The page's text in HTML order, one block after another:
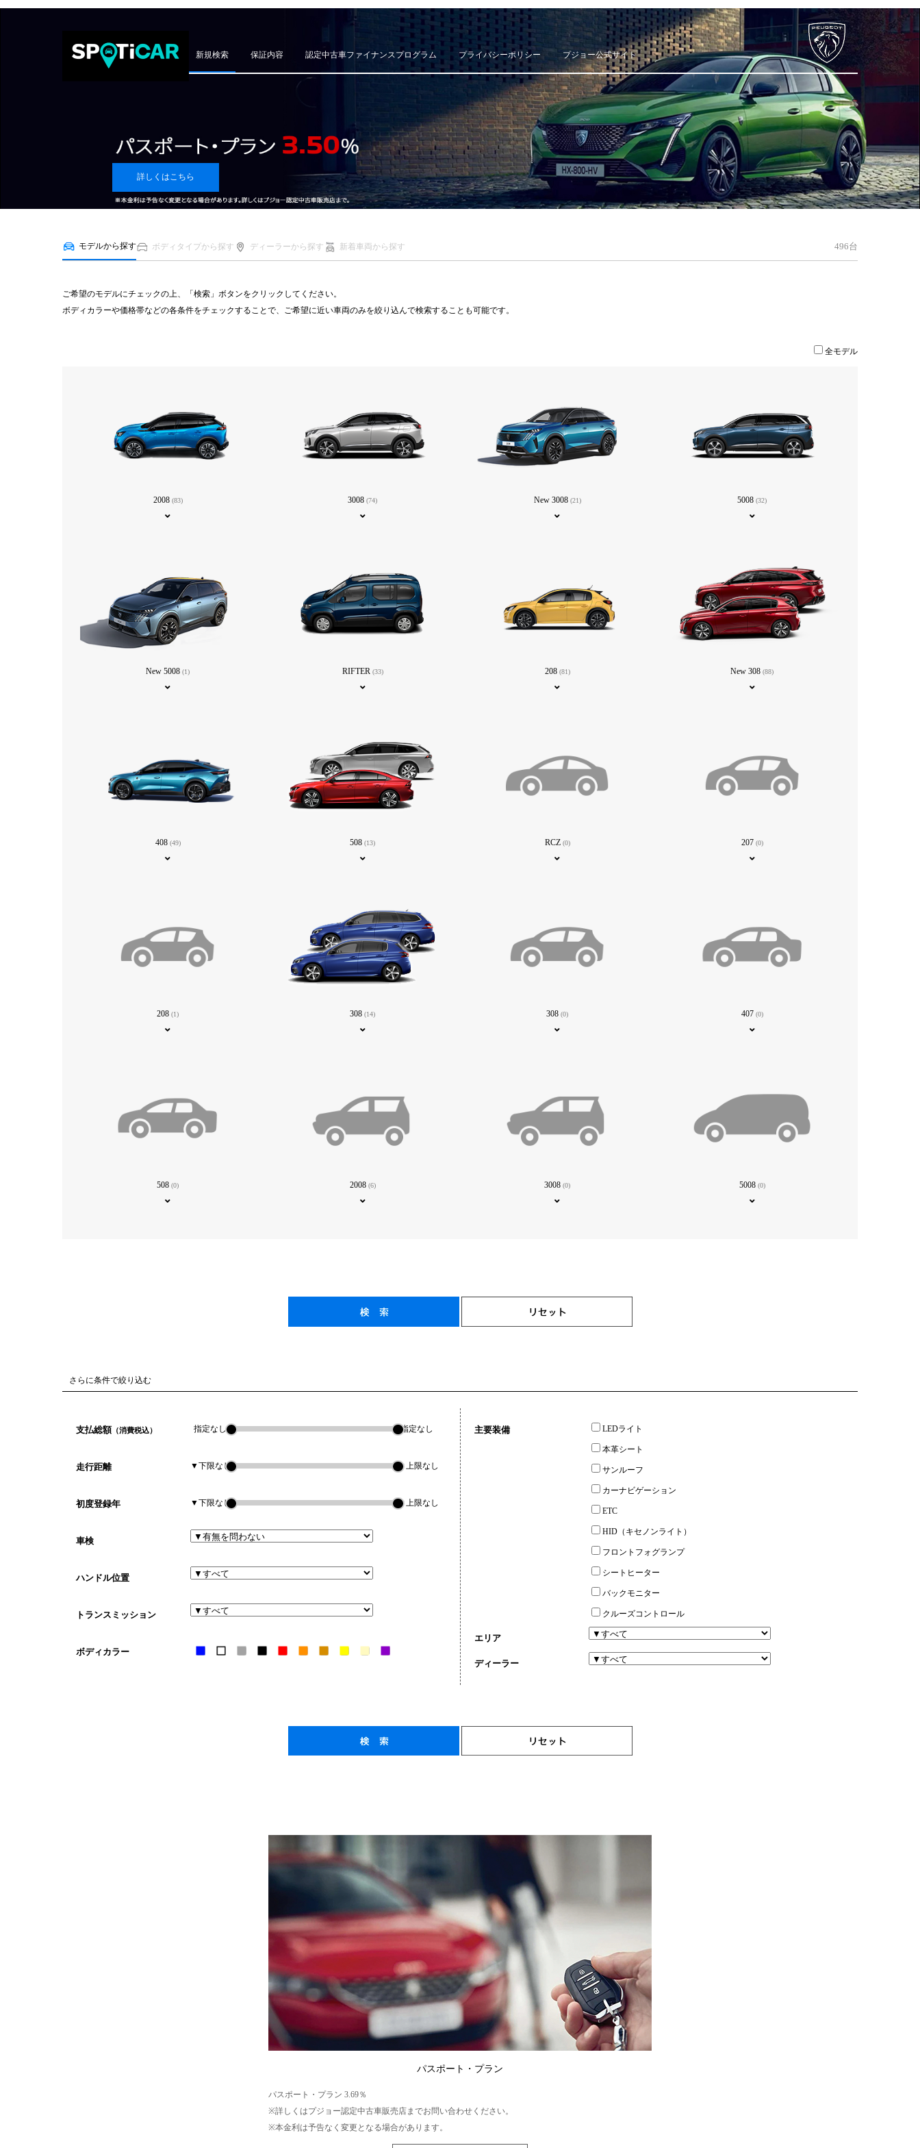
新規検索 保証内容 認定中古車ファイナンスプログラム プライバシーポリシー プジョー公式サイト
詳しくはこちら
モデルから探す ボディタイプから探す ディーラーから探す 新着車両から探す 496台
ご希望のモデルにチェックの上、「検索」ボタンをクリックしてください。
ボディカラーや価格帯などの各条件をチェックすることで、ご希望に近い車両のみを絞り込んで検索することも可能です。
全モデル
2008 (83) 3008(74) New 3008 (21) 5008(32)
New 5008(1) RIFTER (33) 208 (81) New 308(88)
408 (49) 508(13) RCZ (0) 207 (0)
208(1) 308(14) 308(0) 407 (0)
508(0) 2008 (6) 3008(0) 5008 (0)
さらに条件で絞り込む
支払総額 （消費税込） 指定なし 指定なし
走行距離 ▼下限なし ▼上限なし
初度登録年 ▼下限なし ▼上限なし
車検
ハンドル位置
トランスミッション
ボディカラー
主要装備 LEDライト
本革シート
サンルーフ
カーナビゲーション
ETC
HID（キセノンライト）
フロントフォグランプ
シートヒーター
バックモニター
クルーズコントロール
エリア
ディーラー
パスポート・プラン
パスポート・プラン 3.69％
※詳しくはプジョー認定中古車販売店までお問い合わせください。
※本金利は予告なく変更となる場合があります。